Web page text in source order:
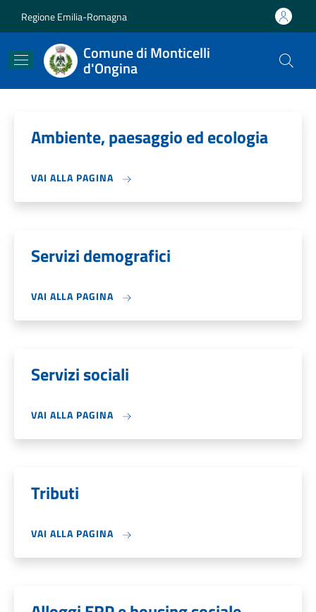
Regione Emilia-Romagna
Comune di Monticelli
d'Ongina
Ambiente, paesaggio ed ecologia
VAI ALLA PAGINA
Servizi demografici
VAI ALLA PAGINA
Servizi sociali
VAI ALLA PAGINA
Tributi
VAI ALLA PAGINA